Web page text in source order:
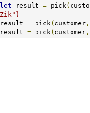
let result = pick(
Zik"}
result = pick( customer ,
result = pick( customer ,